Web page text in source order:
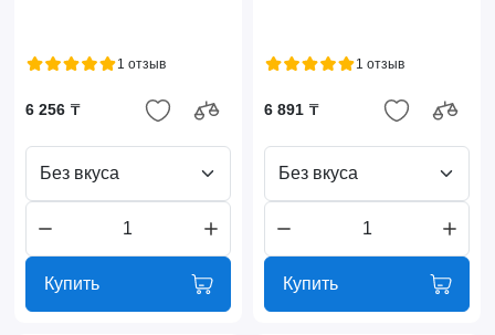
1 отзыв
6 256 ₸
Без вкуса
Купить
1 отзыв
6 891 ₸
Без вкуса
Купить